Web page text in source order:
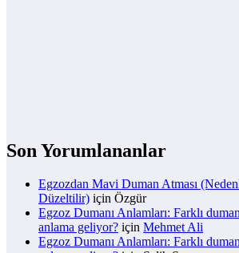
Son Yorumlananlar
Egzozdan Mavi Duman Atması
Düzeltilir) için Özgür
Egzoz Dumanı Anlamları: Farklı
anlama geliyor? için Mehmet Ali
Egzoz Dumanı Anlamları: Farklı